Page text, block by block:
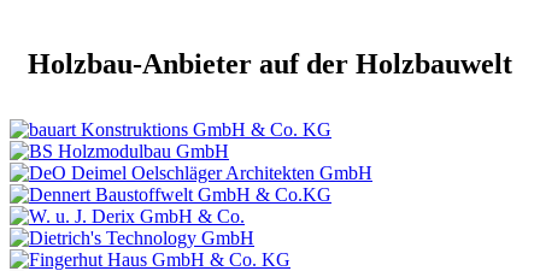
Holzbau-Anbieter auf der Holzbauwelt